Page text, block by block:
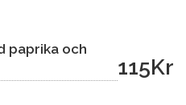
paprika och
115Kr